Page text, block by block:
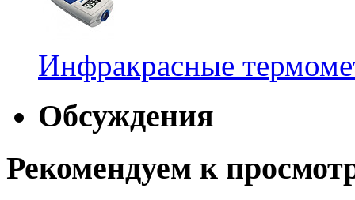
Инфракрасные
Обсуждения
Рекомендуем к